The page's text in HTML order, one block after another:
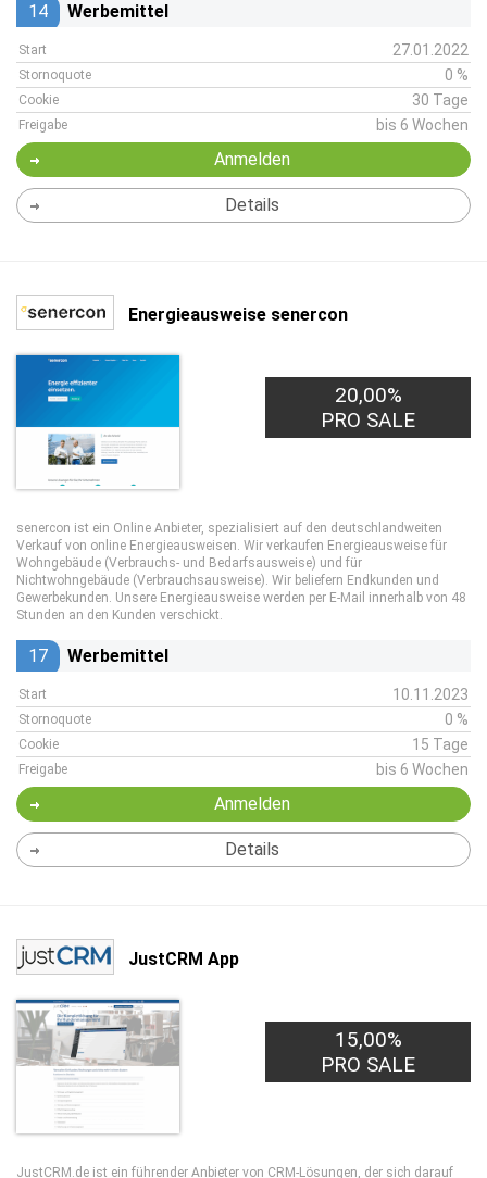
14 Werbemittel
Start 27.01.2022
Stornoquote 0 %
Cookie 30 Tage
Freigabe bis 6 Wochen
Anmelden
Details
Energieausweise senercon
4,00€
PRO LEAD
20,00%
PRO SALE
senercon ist ein Online Anbieter, spezialisiert auf den deutschlandweiten
Verkauf von online Energieausweisen. Wir verkaufen Energieausweise für
Wohngebäude (Verbrauchs- und Bedarfsausweise) und für
Nichtwohngebäude (Verbrauchsausweise). Wir beliefern Endkunden und
Gewerbekunden. Unsere Energieausweise werden per E-Mail innerhalb von 48
Stunden an den Kunden verschickt.
17 Werbemittel
Start 10.11.2023
Stornoquote 0 %
Cookie 15 Tage
Freigabe bis 6 Wochen
Anmelden
Details
JustCRM App
15,00%
PRO SALE
JustCRM.de ist ein führender Anbieter von CRM-Lösungen, der sich darauf